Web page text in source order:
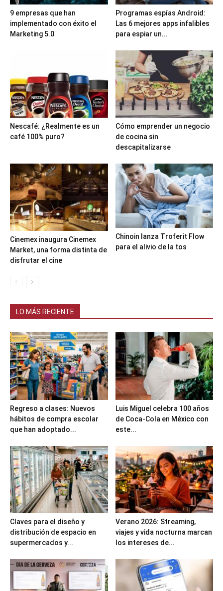
9 empresas que han
implementado con éxito el
Marketing 5.0
Programas espías Android:
Las 6 mejores apps infalibles
para espiar un...
Nescafé: ¿Realmente es un
café 100% puro?
Cómo emprender un negocio
de cocina sin
descapitalizarse
Cinemex inaugura Cinemex
Market, una forma distinta de
disfrutar el cine
Chinoin lanza Troferit Flow
para el alivio de la tos
LO MÁS RECIENTE
Regreso a clases: Nuevos
hábitos de compra escolar
que han adoptado...
Luis Miguel celebra 100 años
de Coca-Cola en México con
este...
Claves para el diseño y
distribución de espacio en
supermercados y...
Verano 2026: Streaming,
viajes y vida nocturna marcan
los intereses de...